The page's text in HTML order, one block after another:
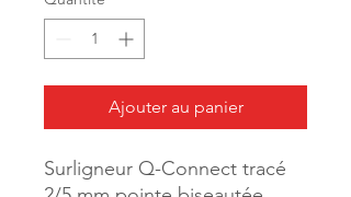
Ajouter au panier
Surligneur Q-Connect tracé